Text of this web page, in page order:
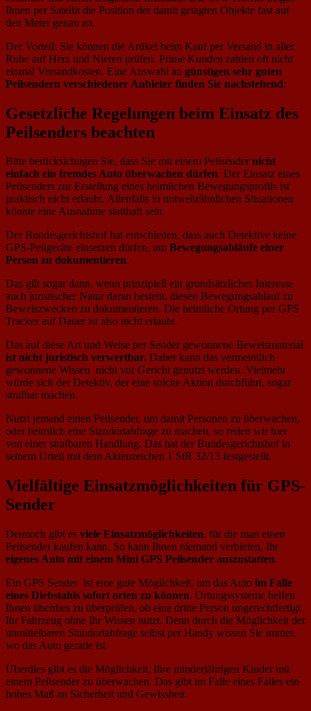
Ihnen per Satellit die Position der damit getagten Objekte fast auf
den Meter genau an.
Der Vorteil: Sie können die Artikel beim Kauf per Versand in aller
Ruhe auf Herz und Nieren prüfen. Prime Kunden zahlen oft nicht
einmal Versandkosten. Eine Auswahl an günstigen sehr guten
Peilsendern verschiedener Anbieter finden Sie nachstehend:
Gesetzliche Regelungen beim Einsatz des
Peilsenders beachten
Bitte berücksichtigen Sie, dass Sie mit einem Peilsender nicht
einfach ein fremdes Auto überwachen dürfen. Der Einsatz eines
Peilsenders zur Erstellung eines heimlichen Bewegungsprofils ist
praktisch nicht erlaubt. Allenfalls in notwehrähnlichen Situationen
könnte eine Ausnahme statthaft sein.
Der Bundesgerichtshof hat entschieden, dass auch Detektive keine
GPS-Peilgeräte einsetzen dürfen, um Bewegungsabläufe einer
Person zu dokumentieren.
Das gilt sogar dann, wenn prinzipiell ein grundsätzliches Interesse
auch juristischer Natur daran besteht, diesen Bewegungsablauf zu
Beweiszwecken zu dokumentieren. Die heimliche Ortung per GPS
Tracker auf Dauer ist also nicht erlaubt.
Das auf diese Art und Weise per Sender gewonnene Beweismaterial
ist nicht juristisch verwertbar. Daher kann das vermeintlich
gewonnene Wissen nicht vor Gericht genutzt werden. Vielmehr
würde sich der Detektiv, der eine solche Aktion durchführt, sogar
strafbar machen.
Nutzt jemand einen Peilsender, um damit Personen zu überwachen,
oder heimlich eine Standortabfrage zu machen, so reden wir hier
von einer strafbaren Handlung. Das hat der Bundesgerichtshof in
seinem Urteil mit dem Aktenzeichen 1 StR 32/13 festgestellt.
Vielfältige Einsatzmöglichkeiten für GPS-
Sender
Dennoch gibt es viele Einsatzmöglichkeiten, für die man einen
Peilsender kaufen kann. So kann Ihnen niemand verbieten, Ihr
eigenes Auto mit einem Mini GPS Peilsender auszustatten.
Ein GPS Sender ist eine gute Möglichkeit, um das Auto im Falle
eines Diebstahls sofort orten zu können. Ortungssysteme helfen
Ihnen überdies zu überprüfen, ob eine dritte Person ungerechtfertigt
Ihr Fahrzeug ohne Ihr Wissen nutzt. Denn durch die Möglichkeit der
unmittelbaren Standortabfrage selbst per Handy wissen Sie immer,
wo das Auto gerade ist.
Überdies gibt es die Möglichkeit, Ihre minderjährigen Kinder mit
einem Peilsender zu überwachen. Das gibt im Falle eines Falles ein
hohes Maß an Sicherheit und Gewissheit.